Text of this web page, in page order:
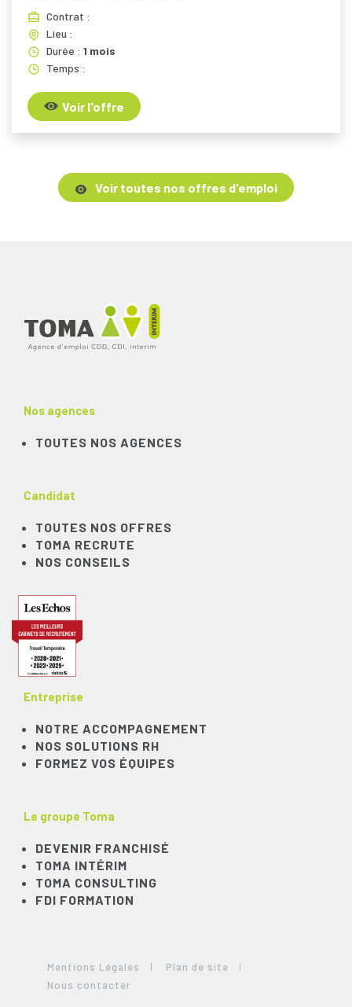
Contrat :
Lieu :
Durée : 1 mois
Temps :
Voir l'offre
Voir toutes nos offres d'emploi
Nos agences
TOUTES NOS AGENCES
Candidat
TOUTES NOS OFFRES
TOMA RECRUTE
NOS CONSEILS
Entreprise
NOTRE ACCOMPAGNEMENT
NOS SOLUTIONS RH
FORMEZ VOS ÉQUIPES
Le groupe Toma
DEVENIR FRANCHISÉ
TOMA INTÉRIM
TOMA CONSULTING
FDI FORMATION
Mentions Légales
Plan de site
Nous contacter